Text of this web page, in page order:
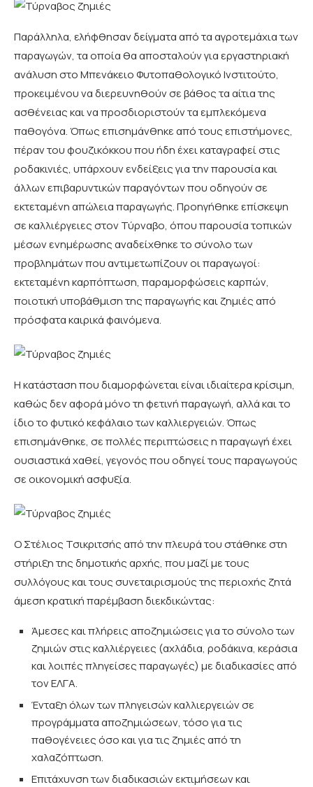
Παράλληλα, ελήφθησαν δείγματα από τα αγροτεμάχια των
παραγωγών, τα οποία θα αποσταλούν για εργαστηριακή
ανάλυση στο Μπενάκειο Φυτοπαθολογικό Ινστιτούτο,
προκειμένου να διερευνηθούν σε βάθος τα αίτια της
ασθένειας και να προσδιοριστούν τα εμπλεκόμενα
παθογόνα. Όπως επισημάνθηκε από τους επιστήμονες,
πέραν του φουζικόκκου που ήδη έχει καταγραφεί στις
ροδακινιές, υπάρχουν ενδείξεις για την παρουσία και
άλλων επιβαρυντικών παραγόντων που οδηγούν σε
εκτεταμένη απώλεια παραγωγής. Προηγήθηκε επίσκεψη
σε καλλιέργειες στον Τύρναβο, όπου παρουσία τοπικών
μέσων ενημέρωσης αναδείχθηκε το σύνολο των
προβλημάτων που αντιμετωπίζουν οι παραγωγοί:
εκτεταμένη καρπόπτωση, παραμορφώσεις καρπών,
ποιοτική υποβάθμιση της παραγωγής και ζημιές από
πρόσφατα καιρικά φαινόμενα.
Η κατάσταση που διαμορφώνεται είναι ιδιαίτερα κρίσιμη,
καθώς δεν αφορά μόνο τη φετινή παραγωγή, αλλά και το
ίδιο το φυτικό κεφάλαιο των καλλιεργειών. Όπως
επισημάνθηκε, σε πολλές περιπτώσεις η παραγωγή έχει
ουσιαστικά χαθεί, γεγονός που οδηγεί τους παραγωγούς
σε οικονομική ασφυξία.
Ο Στέλιος Τσικριτσής από την πλευρά του στάθηκε στη
στήριξη της δημοτικής αρχής, που μαζί με τους
συλλόγους και τους συνεταιρισμούς της περιοχής ζητά
άμεση κρατική παρέμβαση διεκδικώντας:
Άμεσες και πλήρεις αποζημιώσεις για το σύνολο των
ζημιών στις καλλιέργειες (αχλάδια, ροδάκινα, κεράσια
και λοιπές πληγείσες παραγωγές) με διαδικασίες από
τον ΕΛΓΑ.
Ένταξη όλων των πληγεισών καλλιεργειών σε
προγράμματα αποζημιώσεων, τόσο για τις
παθογένειες όσο και για τις ζημιές από τη
χαλαζόπτωση.
Επιτάχυνση των διαδικασιών εκτιμήσεων και